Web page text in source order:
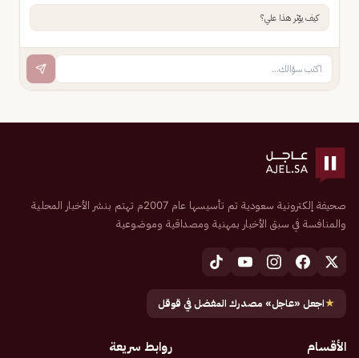
كيف يؤثر هذا علي؟
صحيفة إلكترونية سعودية تم تأسيسها عام 2007م تهتم بنشر الأخبار المحلية
والمنافسة في سبق الأخبار بمهنية ومصداقية وموضوعية
★اجعل «عاجل» مصدرك المفضل في قوقل
الأقسام روابط سريعة